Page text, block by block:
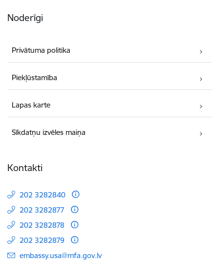
Noderīgi
Privātuma politika
Piekļūstamība
Lapas karte
Sīkdatņu izvēles maiņa
Kontakti
202 3282840
202 3282877
202 3282878
202 3282879
E-pasts:
embassy.usa@mfa.gov.lv